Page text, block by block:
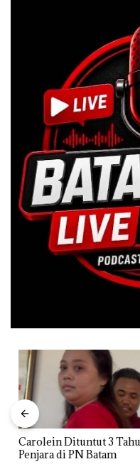
Carolein Dituntut 3 Tahun
Penjara di PN Batam